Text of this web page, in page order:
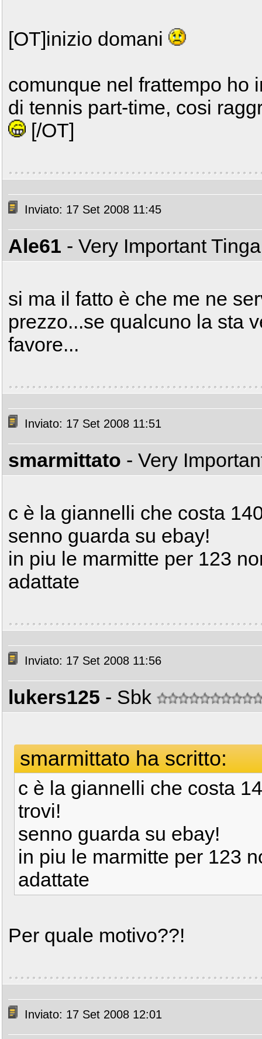
[OT]inizio domani
comunque nel frattempo ho
di tennis part-time, cosi
[/OT]
Inviato: 17 Set 2008 11:45
Ale61 - Very Important
si ma il fatto è che me ne
prezzo...se qualcuno la sta
favore...
Inviato: 17 Set 2008 11:51
smarmittato - Very
c è la giannelli che costa
senno guarda su ebay!
in piu le marmitte per 123
adattate
Inviato: 17 Set 2008 11:56
lukers125 - Sbk
smarmittato ha scritto:
c è la giannelli che costa
trovi!
senno guarda su ebay!
in piu le marmitte per 123
adattate
Per quale motivo??!
Inviato: 17 Set 2008 12:01